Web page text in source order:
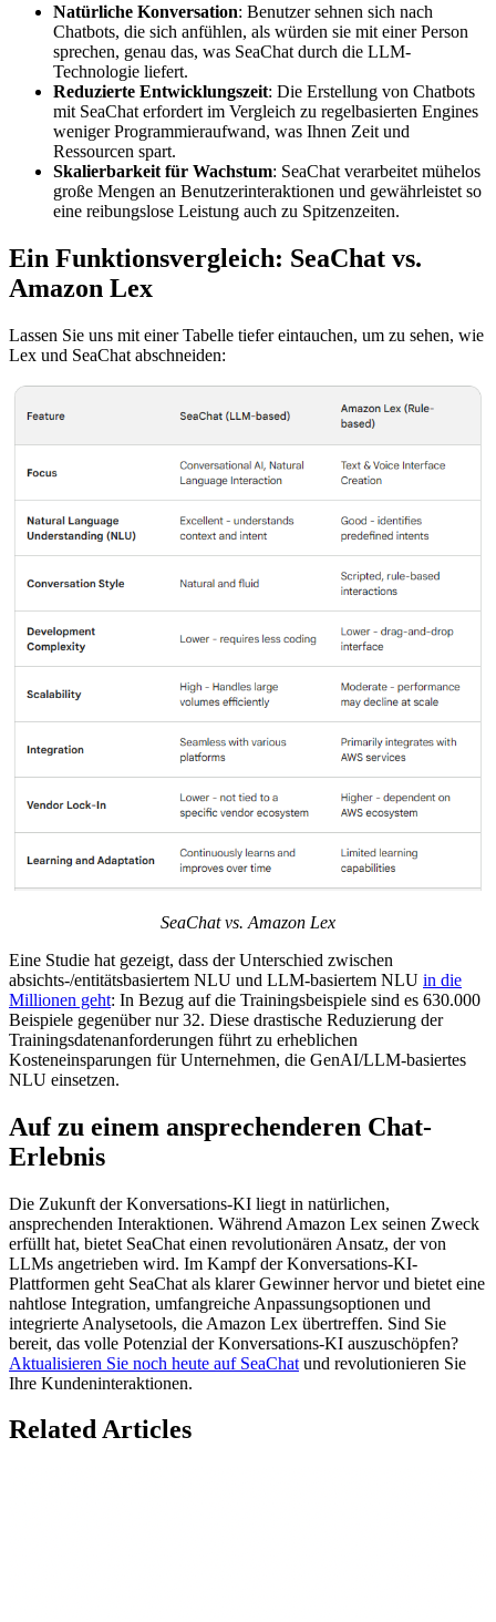
Natürliche Konversation: Benutzer sehnen sich nach
Chatbots, die sich anfühlen, als würden sie mit einer Person
sprechen, genau das, was SeaChat durch die LLM-
Technologie liefert.
Reduzierte Entwicklungszeit: Die Erstellung von Chatbots
mit SeaChat erfordert im Vergleich zu regelbasierten Engines
weniger Programmieraufwand, was Ihnen Zeit und
Ressourcen spart.
Skalierbarkeit für Wachstum: SeaChat verarbeitet mühelos
große Mengen an Benutzerinteraktionen und gewährleistet so
eine reibungslose Leistung auch zu Spitzenzeiten.
Ein Funktionsvergleich: SeaChat vs.
Amazon Lex
Lassen Sie uns mit einer Tabelle tiefer eintauchen, um zu sehen, wie
Lex und SeaChat abschneiden:
SeaChat vs. Amazon Lex
Eine Studie hat gezeigt, dass der Unterschied zwischen
absichts-/entitätsbasiertem NLU und LLM-basiertem NLU in die
Millionen geht: In Bezug auf die Trainingsbeispiele sind es 630.000
Beispiele gegenüber nur 32. Diese drastische Reduzierung der
Trainingsdatenanforderungen führt zu erheblichen
Kosteneinsparungen für Unternehmen, die GenAI/LLM-basiertes
NLU einsetzen.
Auf zu einem ansprechenderen Chat-
Erlebnis
Die Zukunft der Konversations-KI liegt in natürlichen,
ansprechenden Interaktionen. Während Amazon Lex seinen Zweck
erfüllt hat, bietet SeaChat einen revolutionären Ansatz, der von
LLMs angetrieben wird. Im Kampf der Konversations-KI-
Plattformen geht SeaChat als klarer Gewinner hervor und bietet eine
nahtlose Integration, umfangreiche Anpassungsoptionen und
integrierte Analysetools, die Amazon Lex übertreffen. Sind Sie
bereit, das volle Potenzial der Konversations-KI auszuschöpfen?
Aktualisieren Sie noch heute auf SeaChat und revolutionieren Sie
Ihre Kundeninteraktionen.
Related Articles